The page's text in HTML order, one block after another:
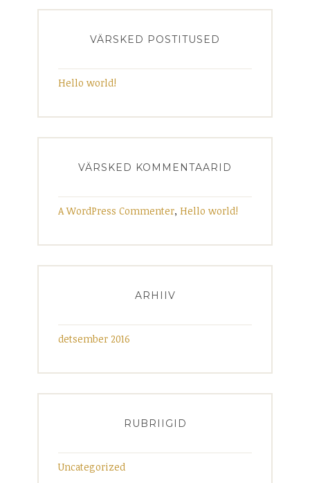
VÄRSKED POSTITUSED
Hello world!
VÄRSKED KOMMENTAARID
A WordPress Commenter, Hello world!
ARHIIV
detsember 2016
RUBRIIGID
Uncategorized